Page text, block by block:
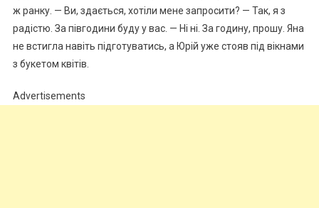
ж ранку. — Ви, здається, хотіли мене запросити? — Так, я з
радістю. За півгодини буду у вас. — Ні ні. За годину, прошу. Яна
не встигла навіть підготуватись, а Юрій уже стояв під вікнами
з букетом квітів.
Advertisements